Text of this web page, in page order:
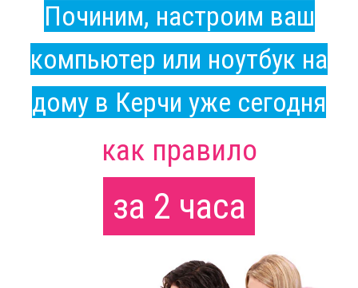
Починим, настроим ваш
компьютер или ноутбук на
дому в Керчи уже сегодня
как правило
за 2 часа